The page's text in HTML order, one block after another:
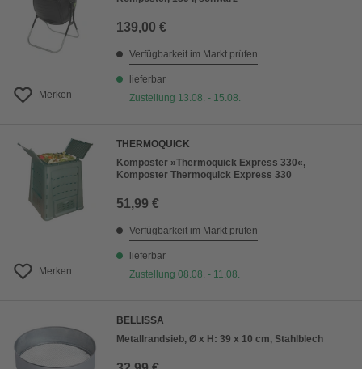
Merken
139,00 €
Verfügbarkeit im Markt prüfen
lieferbar
Zustellung 13.08. - 15.08.
Merken
THERMOQUICK
Komposter »Thermoquick Express 330«,
Komposter Thermoquick Express 330
51,99 €
Verfügbarkeit im Markt prüfen
lieferbar
Zustellung 08.08. - 11.08.
BELLISSA
Metallrandsieb, Ø x H: 39 x 10 cm, Stahlblech